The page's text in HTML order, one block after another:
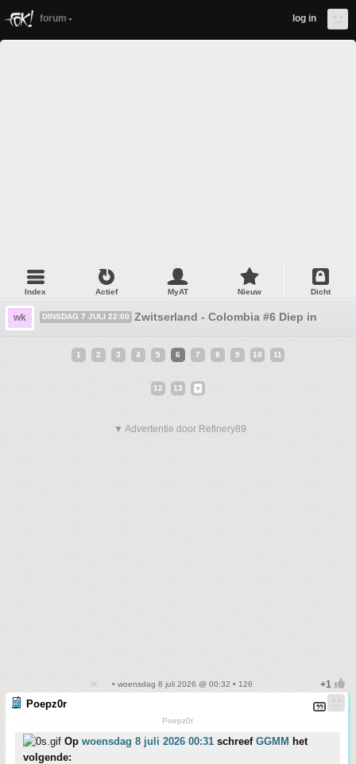
forum log in
Index Actief MyAT Nieuw Dicht
wk DINSDAG 7 JULI 22:00 Zwitserland - Colombia #6 Diep in de
1 2 3 4 5 6 7 8 9 10 11
12 13
▼ Advertentie door Refinery89
• woensdag 8 juli 2026 @ 00:32 • 126
Poepz0r
Poepz0r
Op woensdag 8 juli 2026 00:31 schreef GGMM het
volgende: